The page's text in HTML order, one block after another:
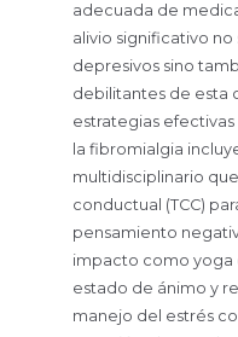
adecuada de
alivio significativo no
depresivos sino
debilitantes de esta
estrategias
la fibromialgia
multidisciplinario
conductual (TCC)
pensamiento
impacto como yoga
estado de ánimo y
manejo del estrés